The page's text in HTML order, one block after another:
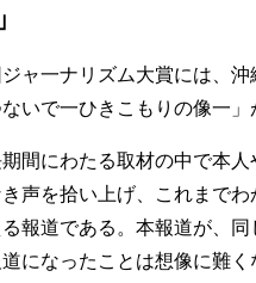
ャ一ナリズム大賞には、
ないで一ひきこもりの像一
期間にわたる取材の中で本
声を拾い上げ、これまで
報道である。本報道が、
になったことは想像に難